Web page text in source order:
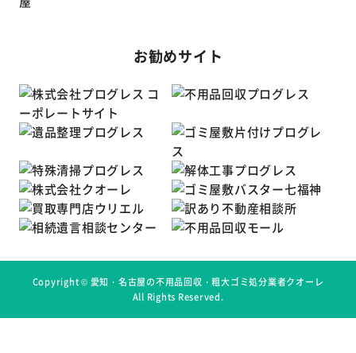
お勧めサイト
Copyright © 愛知・名古屋の不用品回収・粗大ゴミ処分業者クオーレ
All Rights Reserved.